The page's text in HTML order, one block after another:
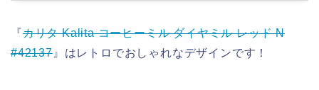
『カリタ Kalita コーヒーミル ダイヤミル レッド N
#42137』はレトロでおしゃれなデザインです！